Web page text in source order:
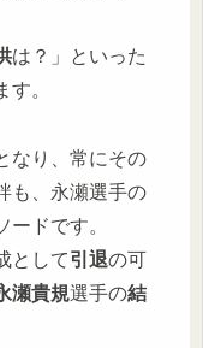
は？」といった
。
なり、常にその
も、永瀬選手の
ードです。
として引退の可
瀬貴規選手の結